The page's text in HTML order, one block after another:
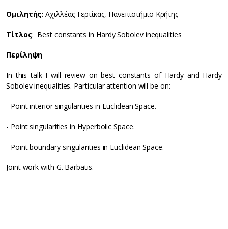
Ομιλητής: Αχιλλέας Τερτίκας, Πανεπιστήμιο Κρήτης
Τίτλος: Best constants in Hardy Sobolev inequalities
Περίληψη
In this talk I will review on best constants of Hardy and Hardy
Sobolev inequalities. Particular attention will be on:
- Point interior singularities in Euclidean Space.
- Point singularities in Hyperbolic Space.
- Point boundary singularities in Euclidean Space.
Joint work with G. Barbatis.